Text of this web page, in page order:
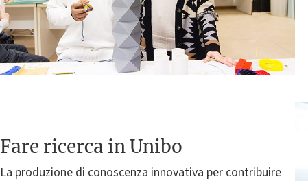
Fare ricerca in Unibo
La produzione di conoscenza innovativa per contribuire